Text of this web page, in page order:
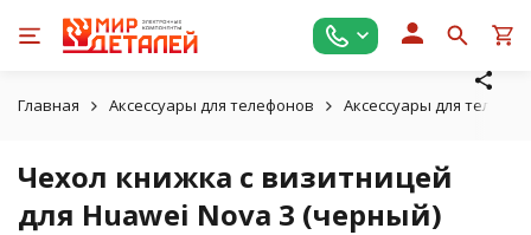
Главная Аксессуары для телефонов Аксессуары для
Чехол книжка с визитницей
для Huawei Nova 3 (черный)